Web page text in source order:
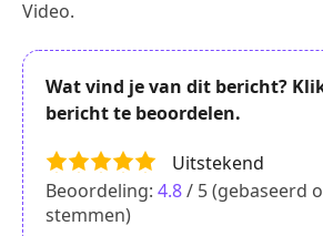
Video.
Wat vind je van dit bericht?
bericht te beoordelen.
Uitstekend
Beoordeling: 4.8/ 5 (gebaseerd
stemmen)